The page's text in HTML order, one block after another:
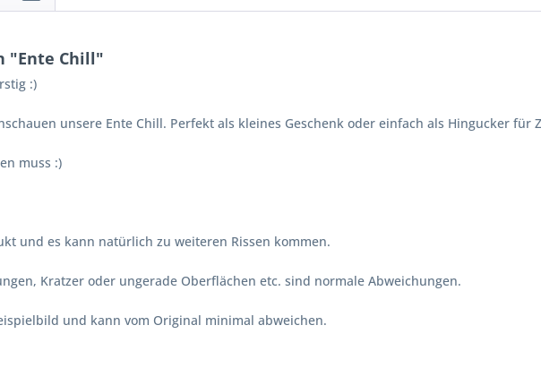
"Ente Chill"
:)
unsere Ente Chill. Perfekt als kleines Geschenk oder einfach als Hingucker für
muss :)
und es kann natürlich zu weiteren Rissen kommen.
Kratzer oder ungerade Oberflächen etc. sind normale Abweichungen.
und kann vom Original minimal abweichen.